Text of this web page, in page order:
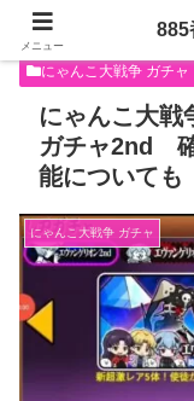
にゃんこ大戦争 ガチャ
にゃんこ大
ガチャ2nd
能についても
にゃんこ大戦争 ガチャ
メニュー
885